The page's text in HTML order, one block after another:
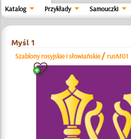
Katalog
Przykłady Samouczki
Myśl 1
Szablony rosyjskie i słowiańskie / rusM01